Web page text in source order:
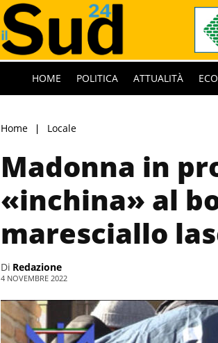
HOME POLITICA ATTUALITÀ
Home Locale
Madonna in
«inchina» al
maresciallo
Di Redazione
4 NOVEMBRE 2022